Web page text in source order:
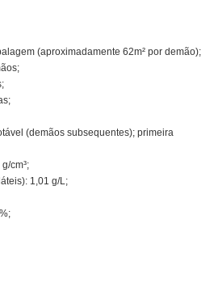
(aproximadamente 62m² por demão);
(demãos subsequentes); primeira
cm³;
1,01 g/L;